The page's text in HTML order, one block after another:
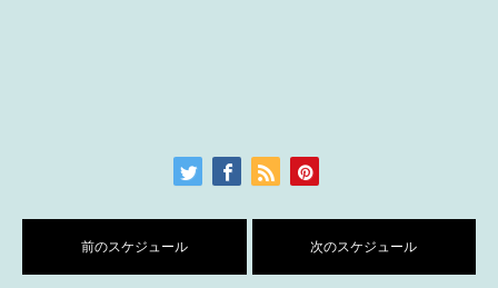
前のスケジュール 次のスケジュール